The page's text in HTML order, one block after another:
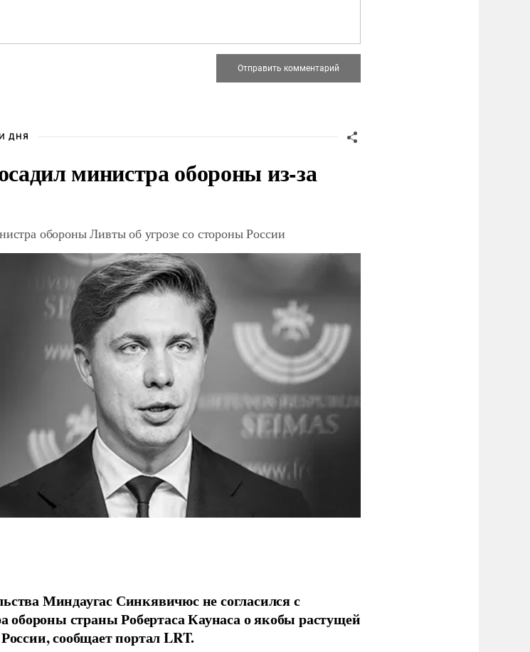
ДНЯ
министра обороны из-за
обороны Ливты об угрозе со стороны России
Миндаугас Синкявичюс не согласился с
страны Робертаса Каунаса о якобы растущей
сообщает портал LRT.